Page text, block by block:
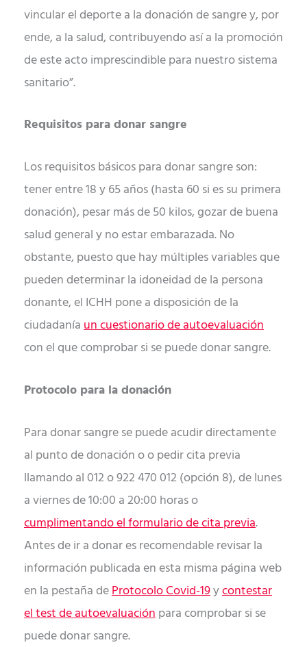
vincular el deporte a la donación de sangre y, por
ende, a la salud, contribuyendo así a la promoción
de este acto imprescindible para nuestro sistema
sanitario”.
Requisitos para donar sangre
Los requisitos básicos para donar sangre son:
tener entre 18 y 65 años (hasta 60 si es su primera
donación), pesar más de 50 kilos, gozar de buena
salud general y no estar embarazada. No
obstante, puesto que hay múltiples variables que
pueden determinar la idoneidad de la persona
donante, el ICHH pone a disposición de la
ciudadaníaun cuestionario de autoevaluación
con el que comprobar si se puede donar sangre.
Protocolo para la donación
Para donar sangre se puede acudir directamente
al punto de donación o o pedir cita previa
llamando al 012 o 922 470 012 (opción 8), de lunes
a viernes de 10:00 a 20:00 horas o
cumplimentando el formulario de cita previa.
Antes de ir a donar es recomendable revisar la
información publicada en esta misma página web
en la pestaña deProtocolo Covid-19ycontestar
el test de autoevaluaciónpara comprobar si se
puede donar sangre.